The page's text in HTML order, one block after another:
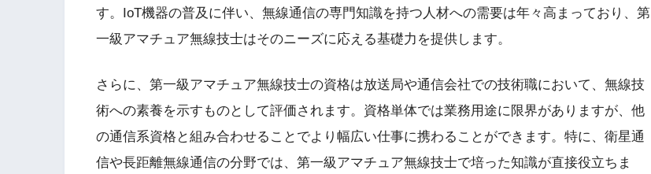
す。IoT機器の普及に伴い、無線通信の専門知識を持つ人材への需要は年々高まっており、第
一級アマチュア無線技士はそのニーズに応える基礎力を提供します。
さらに、第一級アマチュア無線技士の資格は放送局や通信会社での技術職において、無線技
術への素養を示すものとして評価されます。資格単体では業務用途に限界がありますが、他
の通信系資格と組み合わせることでより幅広い仕事に携わることができます。特に、衛星通
信や長距離無線通信の分野では、第一級アマチュア無線技士で培った知識が直接役立ちま